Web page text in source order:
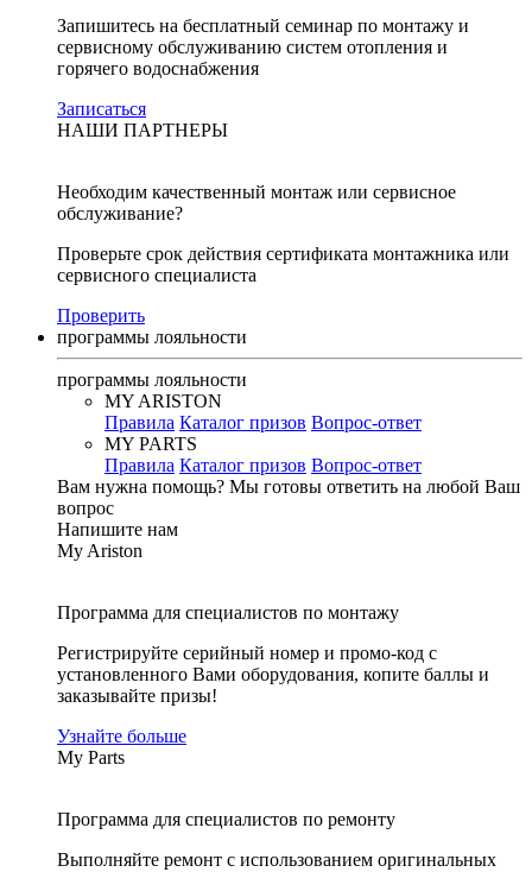
Запишитесь на бесплатный семинар по монтажу и
сервисному обслуживанию систем отопления и
горячего водоснабжения
Записаться
НАШИ ПАРТНЕРЫ
Необходим качественный монтаж или сервисное
обслуживание?
Проверьте срок действия сертификата монтажника или
сервисного специалиста
Проверить
программы лояльности
программы лояльности
MY ARISTON
Правила Каталог призов Вопрос-ответ
MY PARTS
Правила Каталог призов Вопрос-ответ
Вам нужна помощь? Мы готовы ответить на любой Ваш
вопрос
Напишите нам
My Ariston
Программа для специалистов по монтажу
Регистрируйте серийный номер и промо-код с
установленного Вами оборудования, копите баллы и
заказывайте призы!
Узнайте больше
My Parts
Программа для специалистов по ремонту
Выполняйте ремонт с использованием оригинальных